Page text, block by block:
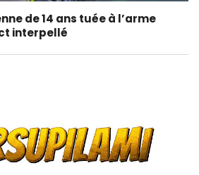
de 14 ans tuée à l’arme
interpellé